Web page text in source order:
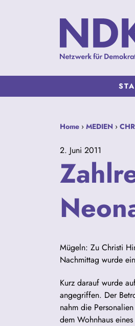
Home › MEDIEN ›
2. Juni 2011
Mügeln: Zu Christi
Nachmittag wurde
Kurz darauf wurde
angegriffen. Der
nahm die
dem Wohnhaus